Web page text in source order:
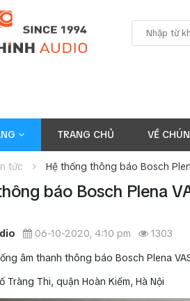
TRANG CHỦ VỀ
tức Hệ thống thông báo Bosch
báo Bosch Plena
06-10-2020, 4:10 pm
1303
âm thanh thông báo Bosch Plena
Tràng Thi, quận Hoàn Kiếm, Hà Nội